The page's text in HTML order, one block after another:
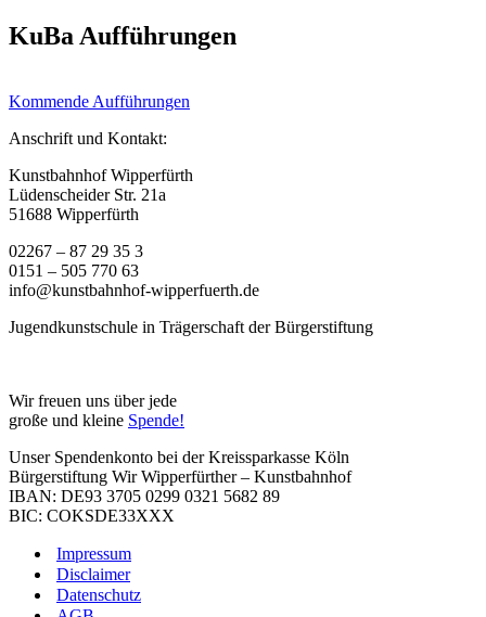
KuBa Aufführungen
Kommende Aufführungen
Anschrift und Kontakt:
Kunstbahnhof Wipperfürth
Lüdenscheider Str. 21a
51688 Wipperfürth
02267 – 87 29 35 3
0151 – 505 770 63
info@kunstbahnhof-wipperfuerth.de
Jugendkunstschule in Trägerschaft der Bürgerstiftung
Wir freuen uns über jede
große und kleine Spende!
Unser Spendenkonto bei der Kreissparkasse Köln
Bürgerstiftung Wir Wipperfürther – Kunstbahnhof
IBAN: DE93 3705 0299 0321 5682 89
BIC: COKSDE33XXX
Impressum
Disclaimer
Datenschutz